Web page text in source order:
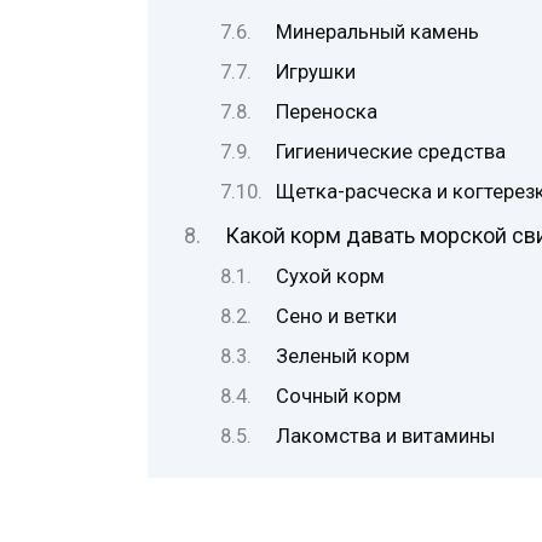
Минеральный камень
Игрушки
Переноска
Гигиенические средства
Щетка-расческа и
Какой корм давать морской
Сухой корм
Сено и ветки
Зеленый корм
Сочный корм
Лакомства и витамины